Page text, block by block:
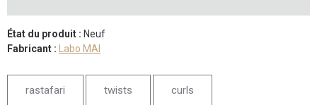
État du produit : Neuf
Fabricant :
Labo MAI
rastafari twists curls